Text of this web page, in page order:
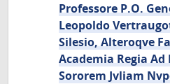
Professore P.O.
Leopoldo
Silesio, Alteroqve
Academia Regia
Sororem Jvliam